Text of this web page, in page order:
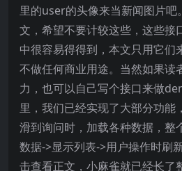
里的user的头像来当新闻图片吧
文，希望不要计较这些，这些接
中很容易得得到，本文只用它们
不做任何商业用途。当然如果读
力，也可以自己写个接口来做
里，我们已经实现了大部分功能
滑到询问时，加载各种数据，整
数据->显示列表->用户操作时刷
击查看正文，小麻雀就已经长了